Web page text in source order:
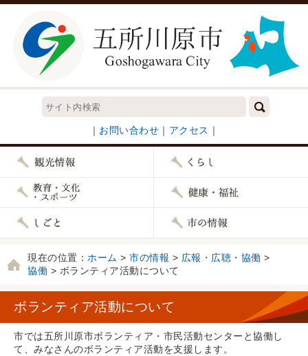
｜ お問い合わせ ｜ アクセス ｜
現在の位置： ホーム > 市の情報 > 広報・広聴・協働 >
協働 > ボランティア活動について
ボランティア活動について
市では五所川原市ボランティア・市民活動センターと協働し
て、みなさんのボランティア活動を支援します。